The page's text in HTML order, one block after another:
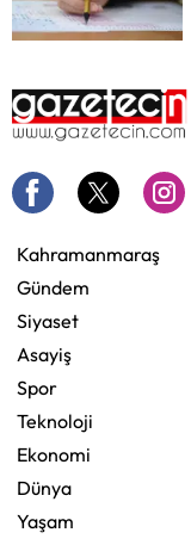
Kahramanmaraş
Gündem
Siyaset
Asayiş
Spor
Teknoloji
Ekonomi
Dünya
Yaşam